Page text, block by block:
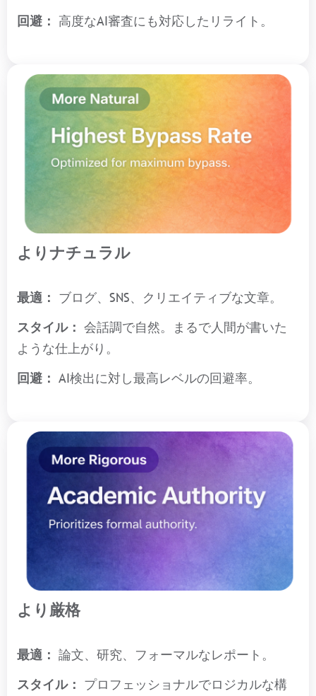
回避： 高度なAI審査にも対応したリライト。
よりナチュラル
最適： ブログ、SNS、クリエイティブな文章。
スタイル： 会話調で自然。まるで人間が書いた
ような仕上がり。
回避： AI検出に対し最高レベルの回避率。
より厳格
最適： 論文、研究、フォーマルなレポート。
スタイル： プロフェッショナルでロジカルな構